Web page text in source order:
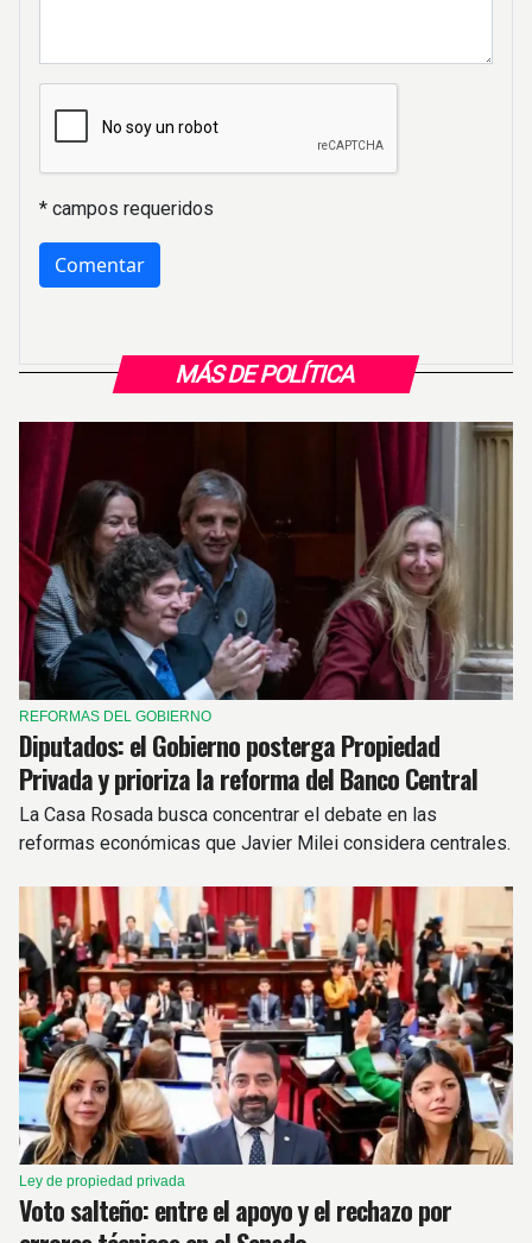
MÁS DE POLÍTICA
REFORMAS DEL GOBIERNO
Diputados: el Gobierno posterga Propiedad
Privada y prioriza la reforma del Banco Central
La Casa Rosada busca concentrar el debate en las
reformas económicas que Javier Milei considera centrales.
Ley de propiedad privada
Voto salteño: entre el apoyo y el rechazo por
* campos requeridos